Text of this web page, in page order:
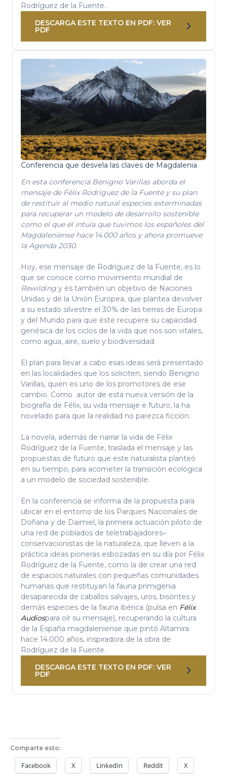
Rodríguez de la Fuente.
DESCARGA ESTE TEXTO EN PDF: VER
PDF
Conferencia que desvela las claves de Magdalenia
En esta conferencia Benigno Varillas aborda el
mensaje de Félix Rodríguez de la Fuente y su plan
de restituir al medio natural especies exterminadas
para recuperar un modelo de desarrollo sostenible
como el que él intuía que tuvimos los españoles del
Magdaleniense hace 14.000 años y ahora promueve
la Agenda 2030.
Hoy, ese mensaje de Rodríguez de la Fuente, es lo
que se conoce como movimiento mundial de
Rewilding y es también un objetivo de Naciones
Unidas y de la Unión Europea, que plantea devolver
a su estado silvestre el 30% de las tierras de Europa
y del Mundo para que éste recupere su capacidad
genésica de los ciclos de la vida que nos son vitales,
como agua, aire, suelo y biodiversidad.
El plan para llevar a cabo esas ideas será presentado
en las localidades que los soliciten, siendo Benigno
Varillas, quien es uno de los promotores de ese
cambio. Como autor de esta nueva versión de la
biografía de Félix, su vida mensaje e futuro, la ha
novelado para que la realidad no parezca ficción.
La novela, además de narrar la vida de Félix
Rodríguez de la Fuente, traslada el mensaje y las
propuestas de futuro que este naturalista planteó
en su tiempo, para acometer la transición ecológica
a un modelo de sociedad sostenible.
En la conferencia se informa de la propuesta para
ubicar en el entorno de los Parques Nacionales de
Doñana y de Daimiel, la primera actuación piloto de
una red de poblados de teletrabajadores–
conservacionistas de la naturaleza, que lleven a la
práctica ideas pioneras esbozadas en su día por Félix
Rodríguez de la Fuente, como la de crear una red
de espacios naturales con pequeñas comunidades
humanas que restituyan la fauna primigenia
desaparecida de caballos salvajes, uros, bisontes y
demás especies de la fauna ibérica (pulsa en Félix
Audiospara oír su mensaje), recuperando la cultura
de la España magdaleniense que pintó Altamira
hace 14.000 años, inspiradora de la obra de
Rodríguez de la Fuente.
DESCARGA ESTE TEXTO EN PDF: VER
PDF
Comparte esto:
Facebook X LinkedIn Reddit X